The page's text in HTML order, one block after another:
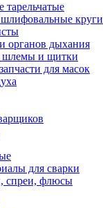
тарельчатые
круги
органов дыхания
шлемы и щитки
для масок
для сварки
спреи, флюсы